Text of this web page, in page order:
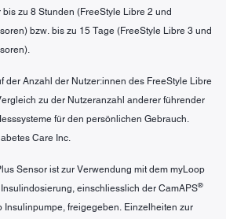
zu 8 Stunden (FreeStyle Libre 2 und
bzw. bis zu 15 Tage (FreeStyle Libre 3 und
der Anzahl der Nutzer:innen des FreeStyle Libre
zu der Nutzeranzahl anderer führender
für den persönlichen Gebrauch.
Care Inc.
Sensor ist zur Verwendung mit dem myLoop
einschliesslich der CamAPS®
Insulinpumpe, freigegeben. Einzelheiten zur